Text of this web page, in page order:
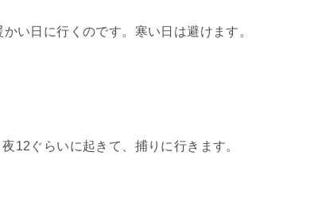
い日に行くのです。寒い日は避けます。
12ぐらいに起きて、捕りに行きます。